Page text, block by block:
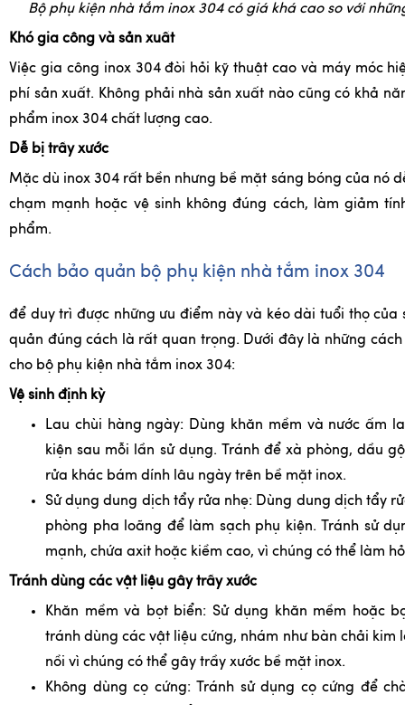
Bộ phụ kiện nhà tắm inox 304 có giá khá cao so với
Khó gia công và sản xuất
Việc gia công inox 304 đòi hỏi kỹ thuật cao và máy móc
phí sản xuất. Không phải nhà sản xuất nào cũng có khả
phẩm inox 304 chất lượng cao.
Dễ bị trầy xước
Mặc dù inox 304 rất bền nhưng bề mặt sáng bóng của nó
chạm mạnh hoặc vệ sinh không đúng cách, làm giảm
phẩm.
Cách bảo quản bộ phụ kiện nhà tắm inox 304
để duy trì được những ưu điểm này và kéo dài tuổi thọ của
quản đúng cách là rất quan trọng. Dưới đây là những
cho bộ phụ kiện nhà tắm inox 304:
Vệ sinh định kỳ
Lau chùi hàng ngày: Dùng khăn mềm và nước ấm
kiện sau mỗi lần sử dụng. Tránh để xà phòng, dầu
rửa khác bám dính lâu ngày trên bề mặt inox.
Sử dụng dung dịch tẩy rửa nhẹ: Dùng dung dịch tẩy
phòng pha loãng để làm sạch phụ kiện. Tránh sử
mạnh, chứa axit hoặc kiềm cao, vì chúng có thể làm
Tránh dùng các vật liệu gây trầy xước
Khăn mềm và bọt biển: Sử dụng khăn mềm hoặc
tránh dùng các vật liệu cứng, nhám như bàn chải kim
nồi vì chúng có thể gây trầy xước bề mặt inox.
Không dùng cọ cứng: Tránh sử dụng cọ cứng để